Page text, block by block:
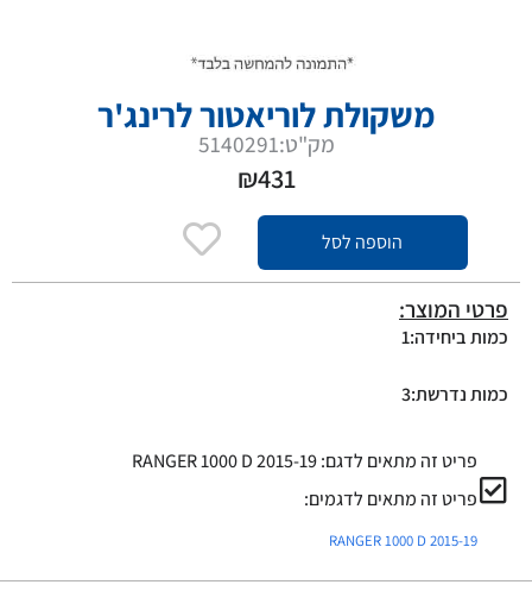
משקולת לוריאטור לרינג'ר
מק"ט:5140291
₪431
הוספה לסל
פרטי המוצר:
כמות ביחידה:1
כמות נדרשת:3
פריט זה מתאים לדגם:RANGER 1000 D 2015-19
פריט זה מתאים לדגמים:
RANGER 1000 D 2015-19